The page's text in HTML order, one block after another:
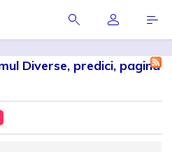
Diverse, predici, pagina